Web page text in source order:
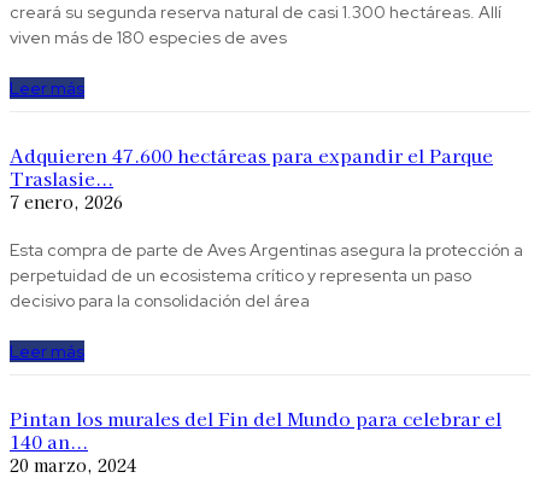
creará su segunda reserva natural de casi 1.300 hectáreas. Allí
viven más de 180 especies de aves
Leer más
Adquieren 47.600 hectáreas para expandir el Parque
Traslasie...
7 enero, 2026
Esta compra de parte de Aves Argentinas asegura la protección a
perpetuidad de un ecosistema crítico y representa un paso
decisivo para la consolidación del área
Leer más
Pintan los murales del Fin del Mundo para celebrar el
140 an...
20 marzo, 2024